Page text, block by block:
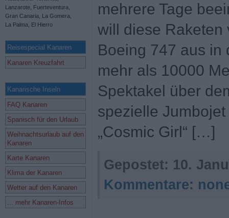
Reisespecial Kanaren
Kanaren Kreuzfahrt
Kanarische Inseln
FAQ Kanaren
Spanisch für den Urlaub
Weihnachtsurlaub auf den
Kanaren
Karte Kanaren
Klima der Kanaren
Wetter auf den Kanaren
... mehr Kanaren-Infos
mehrere Tage
will diese Raketen
Boeing 747 aus in
mehr als 10000
Spektakel über
spezielle
„Cosmic Girl“ […]
Gepostet: 10.
Kommentare: